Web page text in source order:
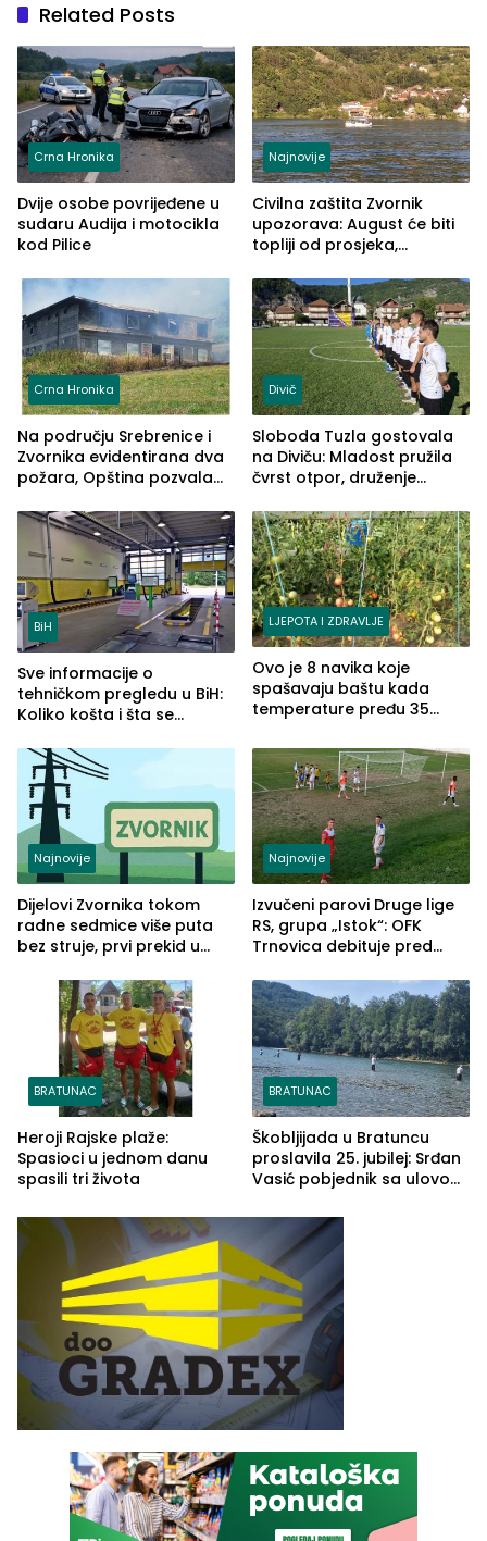
Related Posts
Crna Hronika
Dvije osobe povrijeđene u
sudaru Audija i motocikla
kod Pilice
Najnovije
Civilna zaštita Zvornik
upozorava: August će biti
topliji od prosjeka,
nestašice vode
Crna Hronika
Na području Srebrenice i
Zvornika evidentirana dva
požara, Opština pozvala
Divič
Sloboda Tuzla gostovala
na Diviču: Mladost pružila
čvrst otpor, druženje
jezera
BiH
Sve informacije o
tehničkom pregledu u BiH:
Koliko košta i šta se
LJEPOTA I ZDRAVLJE
Ovo je 8 navika koje
spašavaju baštu kada
temperature pređu 35
Najnovije
Dijelovi Zvornika tokom
radne sedmice više puta
bez struje, prvi prekid u
Najnovije
Izvučeni parovi Druge lige
RS, grupa „Istok“: OFK
Trnovica debituje pred
Drine HE
BRATUNAC
Heroji Rajske plaže:
Spasioci u jednom danu
spasili tri života
BRATUNAC
Škobljijada u Bratuncu
proslavila 25. jubilej: Srđan
Vasić pobjednik sa ulovom